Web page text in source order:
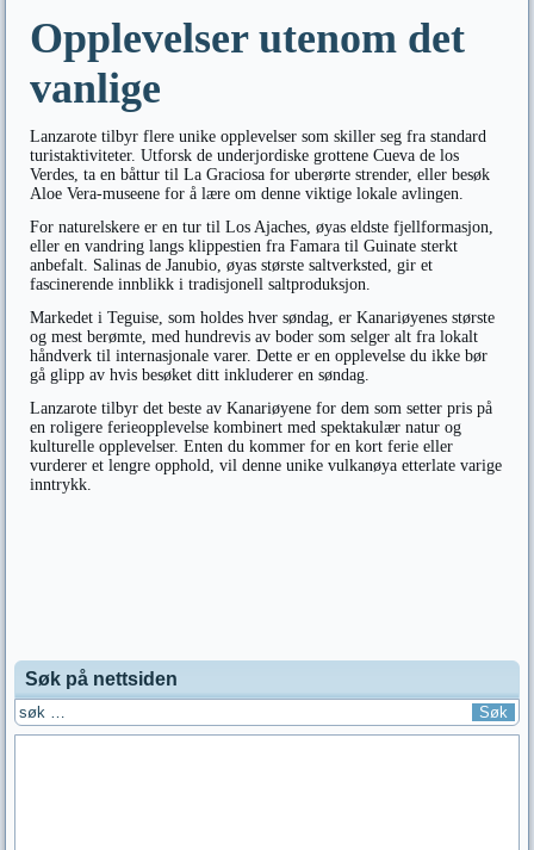
Opplevelser utenom det
vanlige
Lanzarote tilbyr flere unike opplevelser som skiller seg fra standard
turistaktiviteter. Utforsk de underjordiske grottene Cueva de los
Verdes, ta en båttur til La Graciosa for uberørte strender, eller besøk
Aloe Vera-museene for å lære om denne viktige lokale avlingen.
For naturelskere er en tur til Los Ajaches, øyas eldste fjellformasjon,
eller en vandring langs klippestien fra Famara til Guinate sterkt
anbefalt. Salinas de Janubio, øyas største saltverksted, gir et
fascinerende innblikk i tradisjonell saltproduksjon.
Markedet i Teguise, som holdes hver søndag, er Kanariøyenes største
og mest berømte, med hundrevis av boder som selger alt fra lokalt
håndverk til internasjonale varer. Dette er en opplevelse du ikke bør
gå glipp av hvis besøket ditt inkluderer en søndag.
Lanzarote tilbyr det beste av Kanariøyene for dem som setter pris på
en roligere ferieopplevelse kombinert med spektakulær natur og
kulturelle opplevelser. Enten du kommer for en kort ferie eller
vurderer et lengre opphold, vil denne unike vulkanøya etterlate varige
inntrykk.
Søk på nettsiden